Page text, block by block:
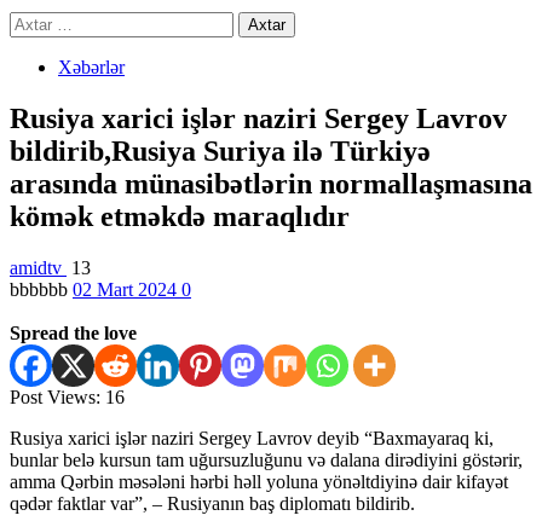
Axtarış:
Xəbərlər
Rusiya xarici işlər naziri Sergey Lavrov
bildirib,Rusiya Suriya ilə Türkiyə
arasında münasibətlərin normallaşmasına
kömək etməkdə maraqlıdır
amidtv 13
bbbbbb 02 Mart 2024 0
Spread the love
Post Views: 16
Rusiya xarici işlər naziri Sergey Lavrov deyib “Baxmayaraq ki,
bunlar belə kursun tam uğursuzluğunu və dalana dirədiyini göstərir,
amma Qərbin məsələni hərbi həll yoluna yönəltdiyinə dair kifayət
qədər faktlar var”, – Rusiyanın baş diplomatı bildirib.